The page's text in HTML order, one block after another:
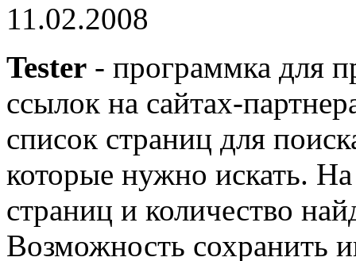
11.02.2008
Tester - программка для
ссылок на сайтах-
список страниц для
которые нужно искать.
страниц и количество
Возможность сохранить